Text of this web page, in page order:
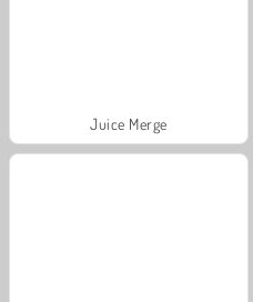
Juice Merge